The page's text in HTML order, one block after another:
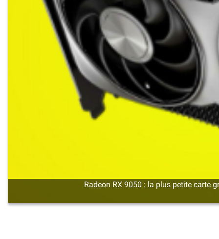
Radeon RX 9050 : la plus petite carte